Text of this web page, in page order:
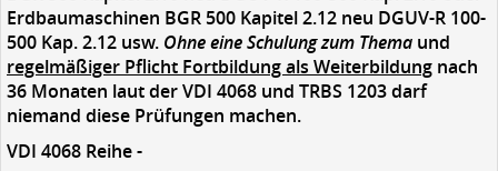
Erdbaumaschinen BGR 500 Kapitel 2.12 neu DGUV-R 100-
500 Kap. 2.12 usw. Ohne eine Schulung zum Thema und
regelmäßiger Pflicht Fortbildung als Weiterbildung nach
36 Monaten laut der VDI 4068 und TRBS 1203 darf
niemand diese Prüfungen machen.
VDI 4068 Reihe -